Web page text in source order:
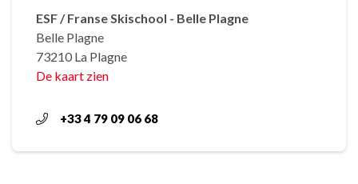
ESF / Franse Skischool - Belle Plagne
Belle Plagne
73210 La Plagne
De kaart zien
+33 4 79 09 06 68